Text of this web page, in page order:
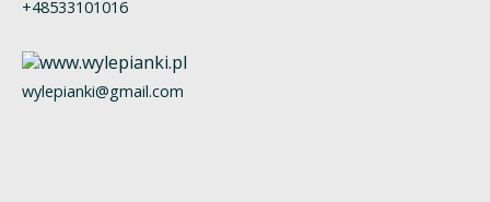
+48533101016
wylepianki@gmail.com